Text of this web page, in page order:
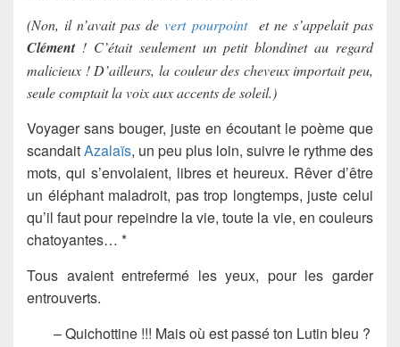
(Non, il n’avait pas devert pourpointet ne s’appelait pas
Clément! C’était seulement un petit blondinet au regard
malicieux ! D’ailleurs, la couleur des cheveux importait peu,
seule comptait la voix aux accents de soleil.)
Voyager sans bouger, juste en écoutant le poème que
scandaitAzalaïs, un peu plus loin, suivre le rythme des
mots, qui s’envolaient, libres et heureux. Rêver d’être
un éléphant maladroit, pas trop longtemps, juste celui
qu’il faut pour repeindre la vie, toute la vie, en couleurs
chatoyantes… *
Tous avaient entrefermé les yeux, pour les garder
entrouverts.
– Quichottine !!! Mais où est passé ton Lutin bleu ?